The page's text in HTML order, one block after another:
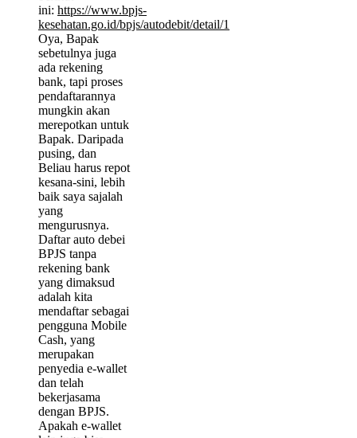
ini: https://www.bpjs-
kesehatan.go.id/bpjs/autodebit/detail/1
Oya, Bapak
sebetulnya juga
ada rekening
bank, tapi proses
pendaftarannya
mungkin akan
merepotkan untuk
Bapak. Daripada
pusing, dan
Beliau harus repot
kesana-sini, lebih
baik saya sajalah
yang
mengurusnya.
Daftar auto debei
BPJS tanpa
rekening bank
yang dimaksud
adalah kita
mendaftar sebagai
pengguna Mobile
Cash, yang
merupakan
penyedia e-wallet
dan telah
bekerjasama
dengan BPJS.
Apakah e-wallet